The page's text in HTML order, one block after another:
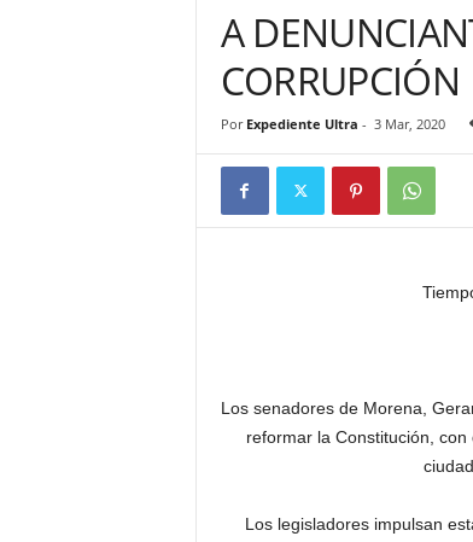
A
CORRUPCIÓN
Por Expediente Ultra - 3 Mar, 2020
Los senadores de Morena,
reformar la Constitución,
Los legisladores impulsan